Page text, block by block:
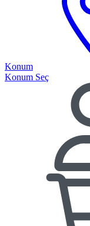
Konum
Konum Seç